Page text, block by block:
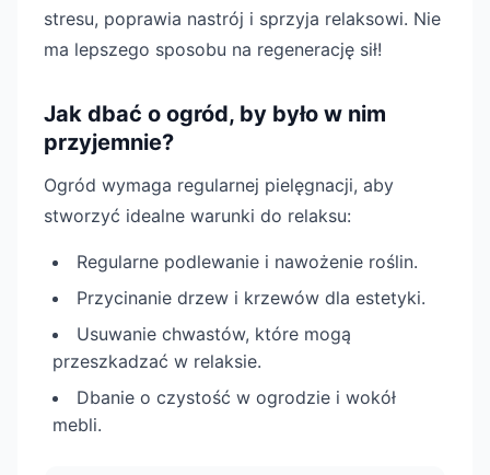
stresu, poprawia nastrój i sprzyja relaksowi. Nie
ma lepszego sposobu na regenerację sił!
Jak dbać o ogród, by było w nim
przyjemnie?
Ogród wymaga regularnej pielęgnacji, aby
stworzyć idealne warunki do relaksu:
Regularne podlewanie i nawożenie roślin.
Przycinanie drzew i krzewów dla estetyki.
Usuwanie chwastów, które mogą
przeszkadzać w relaksie.
Dbanie o czystość w ogrodzie i wokół
mebli.